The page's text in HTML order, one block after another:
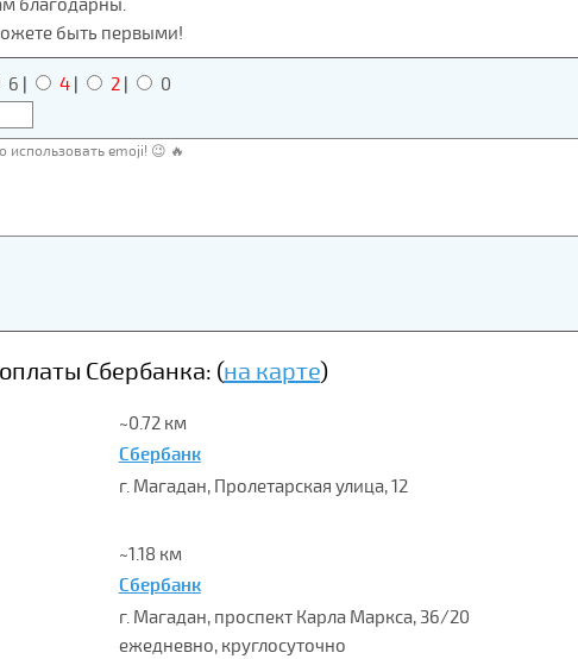
благодарны.
быть первыми!
6 4 2
0
Сбербанка: (на карте)
~0.72 км
Сбербанк
г. Магадан, Пролетарская улица, 12
~1.18 км
Сбербанк
г. Магадан, проспект Карла Маркса, 36/20
ежедневно, круглосуточно